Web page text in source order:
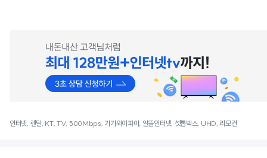
인터넷, 렌탈, KT, TV, 500Mbps, 기가와이파이, 알뜰인터넷, 셋톱박스, UHD, 리모컨